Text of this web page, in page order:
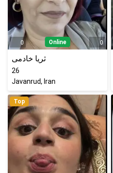
0 Online 0
ثریا خادمی
26
Javanrud, Iran
Top